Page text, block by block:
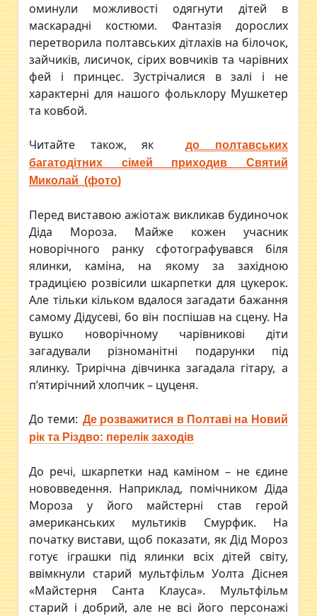
оминули можливості одягнути дітей в
маскарадні костюми. Фантазія дорослих
перетворила полтавських дітлахів на білочок,
зайчиків, лисичок, сірих вовчиків та чарівних
фей і принцес. Зустрічалися в залі і не
характерні для нашого фольклору Мушкетер
та ковбой.
Читайте також, як
до полтавських
багатодітних сімей приходив Святий
Миколай (фото)
Перед виставою ажіотаж викликав будиночок
Діда Мороза. Майже кожен учасник
новорічного ранку сфотографувався біля
ялинки, каміна, на якому за західною
традицією розвісили шкарпетки для цукерок.
Але тільки кільком вдалося загадати бажання
самому Дідусеві, бо він поспішав на сцену. На
вушко новорічному чарівникові діти
загадували різноманітні подарунки під
ялинку. Трирічна дівчинка загадала гітару, а
п’ятирічний хлопчик – цуценя.
До теми: Де розважитися в Полтаві на Новий
рік та Різдво: перелік заходів
До речі, шкарпетки над каміном – не єдине
нововведення. Наприклад, помічником Діда
Мороза у його майстерні став герой
американських мультиків Смурфик. На
початку вистави, щоб показати, як Дід Мороз
готує іграшки під ялинки всіх дітей світу,
ввімкнули старий мультфільм Уолта Діснея
«Майстерня Санта Клауса». Мультфільм
старий і добрий, але не всі його персонажі